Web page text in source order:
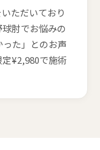
ただいており
肘でお悩みの
た」とのお声
¥2,980で施術